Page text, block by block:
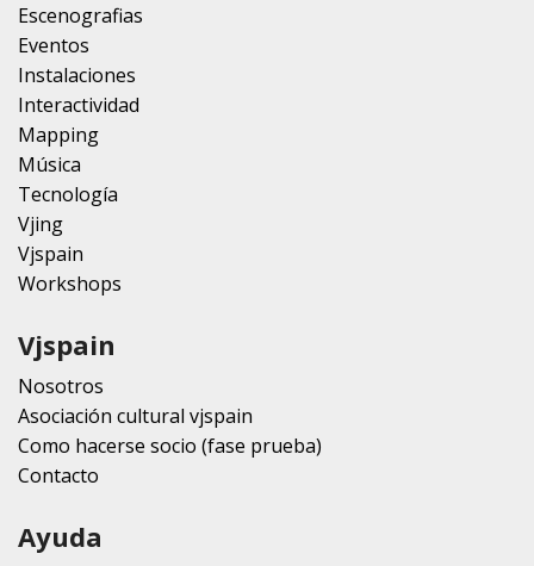
Escenografias
Eventos
Instalaciones
Interactividad
Mapping
Música
Tecnología
Vjing
Vjspain
Workshops
Vjspain
Nosotros
Asociación cultural vjspain
Como hacerse socio (fase prueba)
Contacto
Ayuda